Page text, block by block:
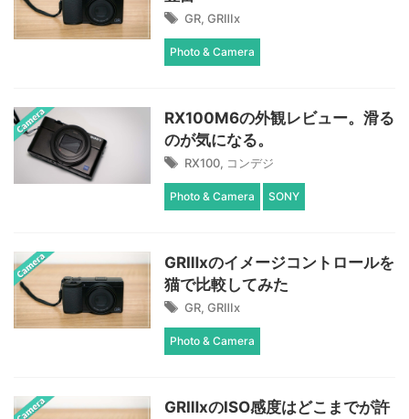
GR, GRⅢx
Photo & Camera
RX100M6の外観レビュー。滑る
のが気になる。
RX100, コンデジ
Photo & Camera SONY
GRⅢxのイメージコントロールを
猫で比較してみた
GR, GRⅢx
Photo & Camera
GRⅢxのISO感度はどこまでが許